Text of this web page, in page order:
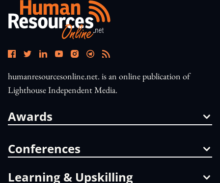
humanresourcesonline.net. is an online publication of
Lighthouse Independent Media.
Awards
Conferences
Learning & Upskilling